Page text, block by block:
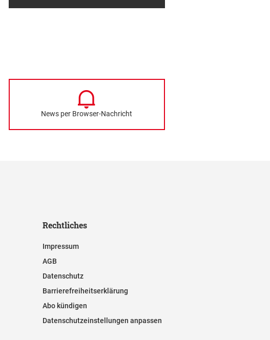
News per Browser-Nachricht
Rechtliches
Impressum
AGB
Datenschutz
Barrierefreiheitserklärung
Abo kündigen
Datenschutzeinstellungen anpassen